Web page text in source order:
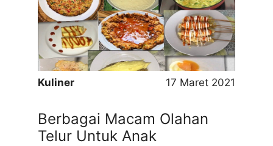
tentu saja masih bersemangat ya ...Read
more
Kuliner 17 Maret 2021
Berbagai Macam Olahan
Telur Untuk Anak